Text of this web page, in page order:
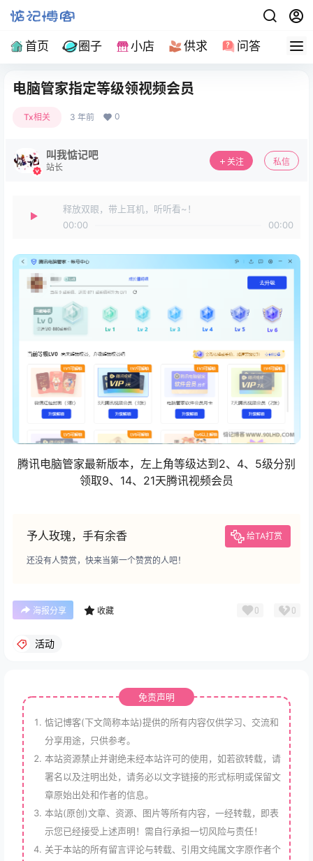
首页 圈子 小店 供求 问答 导航
电脑管家指定等级领视频会员
Tx相关 3 年前 0
叫我惦记吧
站长
关注 私信
释放双眼，带上耳机，听听看~！
00:00
00:00
腾讯电脑管家最新版本，左上角等级达到2、4、5级分别
领取9、14、21天腾讯视频会员
予人玫瑰，手有余香 给TA打赏
还没有人赞赏，快来当第一个赞赏的人吧！
海报分享 收藏 0 0
活动
免责声明
惦记博客(下文简称本站)提供的所有内容仅供学习、交流和
分享用途，只供参考。
本站资源禁止并谢绝未经本站许可的使用，如若欲转载，请
署名以及注明出处，请务必以文字链接的形式标明或保留文
章原始出处和作者的信息。
本站(原创)文章、资源、图片等所有内容，一经转载，即表
示您已经接受上述声明！需自行承担一切风险与责任！
关于本站的所有留言评论与转载、引用文纯属文字原作者个